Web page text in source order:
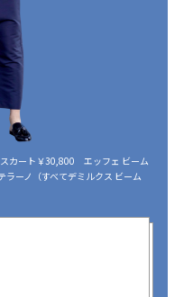
カート￥30,800 エッフェ ビーム
ーノ（すべてデミルクス ビーム